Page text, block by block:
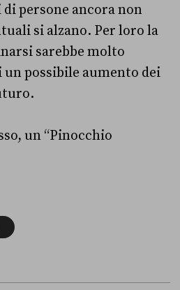
persone ancora non
si alzano. Per loro la
sarebbe molto
possibile aumento dei
un “Pinocchio